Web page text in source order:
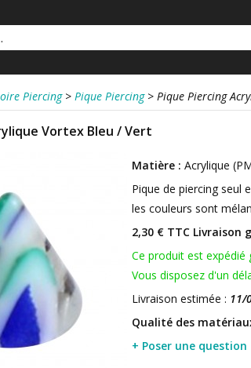
Piercing > Pique Piercing > Pique Piercing
Vortex Bleu / Vert
Matière : Acrylique
Pique de piercing seul
les couleurs sont
2,30 € TTC Livraison
Ce produit est
Vous disposez d'un
Livraison estimée : 11/
Qualité des
+ Poser une question